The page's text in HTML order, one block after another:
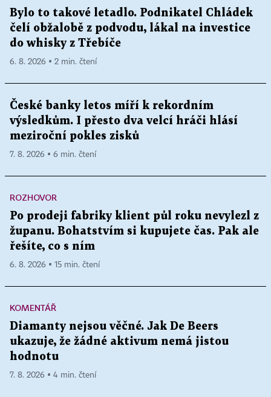
Bylo to takové letadlo. Podnikatel Chládek
čelí obžalobě z podvodu, lákal na investice
do whisky z Třebíče
6. 8. 2026 ▪ 2 min. čtení
České banky letos míří k rekordním
výsledkům. I přesto dva velcí hráči hlásí
meziroční pokles zisků
7. 8. 2026 ▪ 6 min. čtení
ROZHOVOR
Po prodeji fabriky klient půl roku nevylezl z
županu. Bohatstvím si kupujete čas. Pak ale
řešíte, co s ním
6. 8. 2026 ▪ 15 min. čtení
KOMENTÁŘ
Diamanty nejsou věčné. Jak De Beers
ukazuje, že žádné aktivum nemá jistou
hodnotu
7. 8. 2026 ▪ 4 min. čtení